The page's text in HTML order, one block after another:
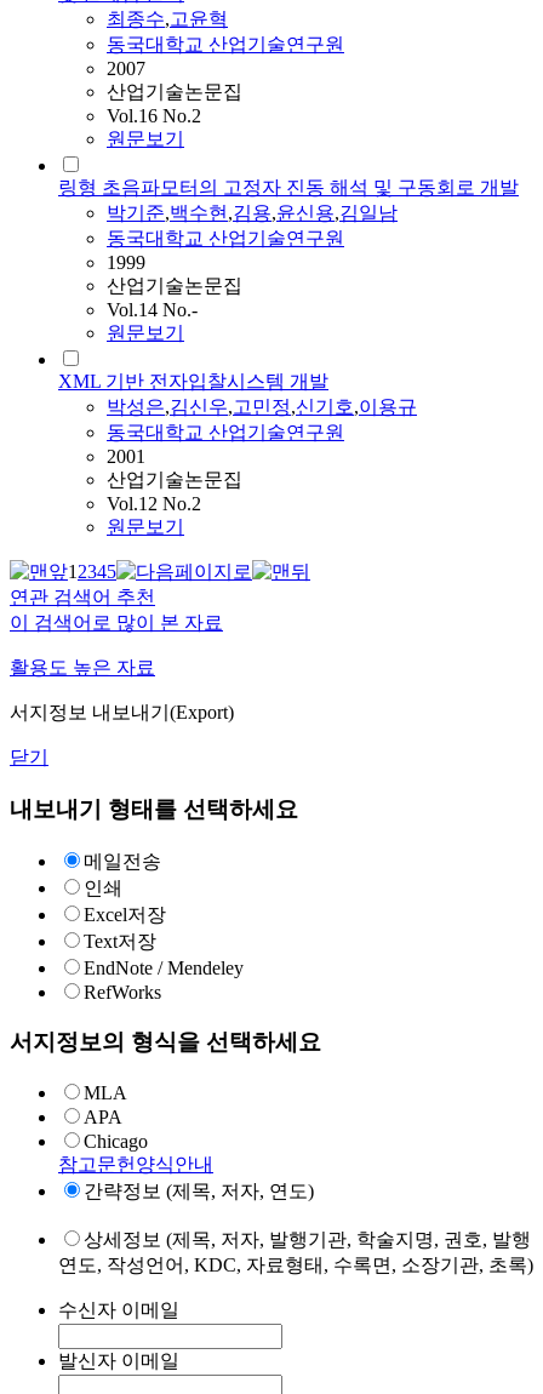
최종수,고윤혁
동국대학교 산업기술연구원
2007
산업기술논문집
Vol.16 No.2
원문보기
링형 초음파모터의 고정자 진동 해석 및 구동회로 개발
박기준,백수현,김용,윤신용,김일남
동국대학교 산업기술연구원
1999
산업기술논문집
Vol.14 No.-
원문보기
XML 기반 전자입찰시스템 개발
박성은,김신우,고민정,신기호,이용규
동국대학교 산업기술연구원
2001
산업기술논문집
Vol.12 No.2
원문보기
12345
연관 검색어 추천
이 검색어로 많이 본 자료
활용도 높은 자료
서지정보 내보내기(Export)
닫기
내보내기 형태를 선택하세요
메일전송
인쇄
Excel저장
Text저장
EndNote / Mendeley
RefWorks
서지정보의 형식을 선택하세요
MLA
APA
Chicago
참고문헌양식안내
간략정보 (제목, 저자, 연도)
상세정보 (제목, 저자, 발행기관, 학술지명, 권호, 발행
연도, 작성언어, KDC, 자료형태, 수록면, 소장기관, 초록)
수신자 이메일
발신자 이메일